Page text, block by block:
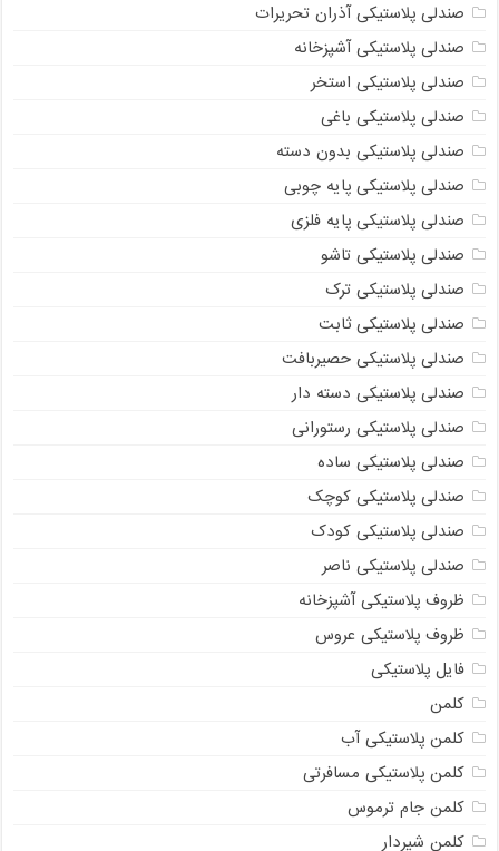
صندلی پلاستیکی آذران تحریرات
صندلی پلاستیکی آشپزخانه
صندلی پلاستیکی استخر
صندلی پلاستیکی باغی
صندلی پلاستیکی بدون دسته
صندلی پلاستیکی پایه چوبی
صندلی پلاستیکی پایه فلزی
صندلی پلاستیکی تاشو
صندلی پلاستیکی ترک
صندلی پلاستیکی ثابت
صندلی پلاستیکی حصیربافت
صندلی پلاستیکی دسته دار
صندلی پلاستیکی رستورانی
صندلی پلاستیکی ساده
صندلی پلاستیکی کوچک
صندلی پلاستیکی کودک
صندلی پلاستیکی ناصر
ظروف پلاستیکی آشپزخانه
ظروف پلاستیکی عروس
فایل پلاستیکی
کلمن
کلمن پلاستیکی آب
کلمن پلاستیکی مسافرتی
کلمن جام ترموس
کلمن شیردار